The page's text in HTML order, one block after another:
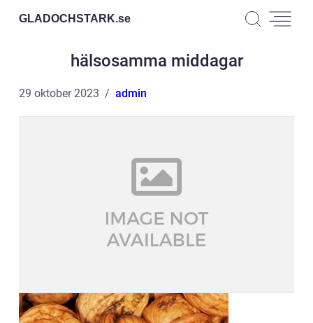
GLADOCHSTARK.se
hälsosamma middagar
29 oktober 2023 admin